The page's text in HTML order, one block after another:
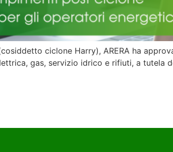
ciclone Harry), ARERA ha
gas, servizio idrico e rifiuti, a tutela